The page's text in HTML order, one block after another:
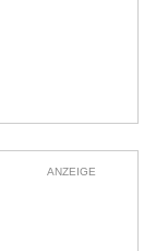
ANZEIGE